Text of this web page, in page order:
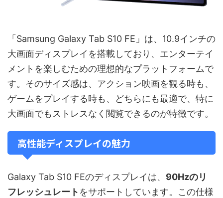
「Samsung Galaxy Tab S10 FE」は、10.9インチの
大画面ディスプレイを搭載しており、エンターテイ
メントを楽しむための理想的なプラットフォームで
す。そのサイズ感は、アクション映画を観る時も、
ゲームをプレイする時も、どちらにも最適で、特に
大画面でもストレスなく閲覧できるのが特徴です。
高性能ディスプレイの魅力
Galaxy Tab S10 FEのディスプレイは、 90Hzのリ
フレッシュレート をサポートしています。この仕様